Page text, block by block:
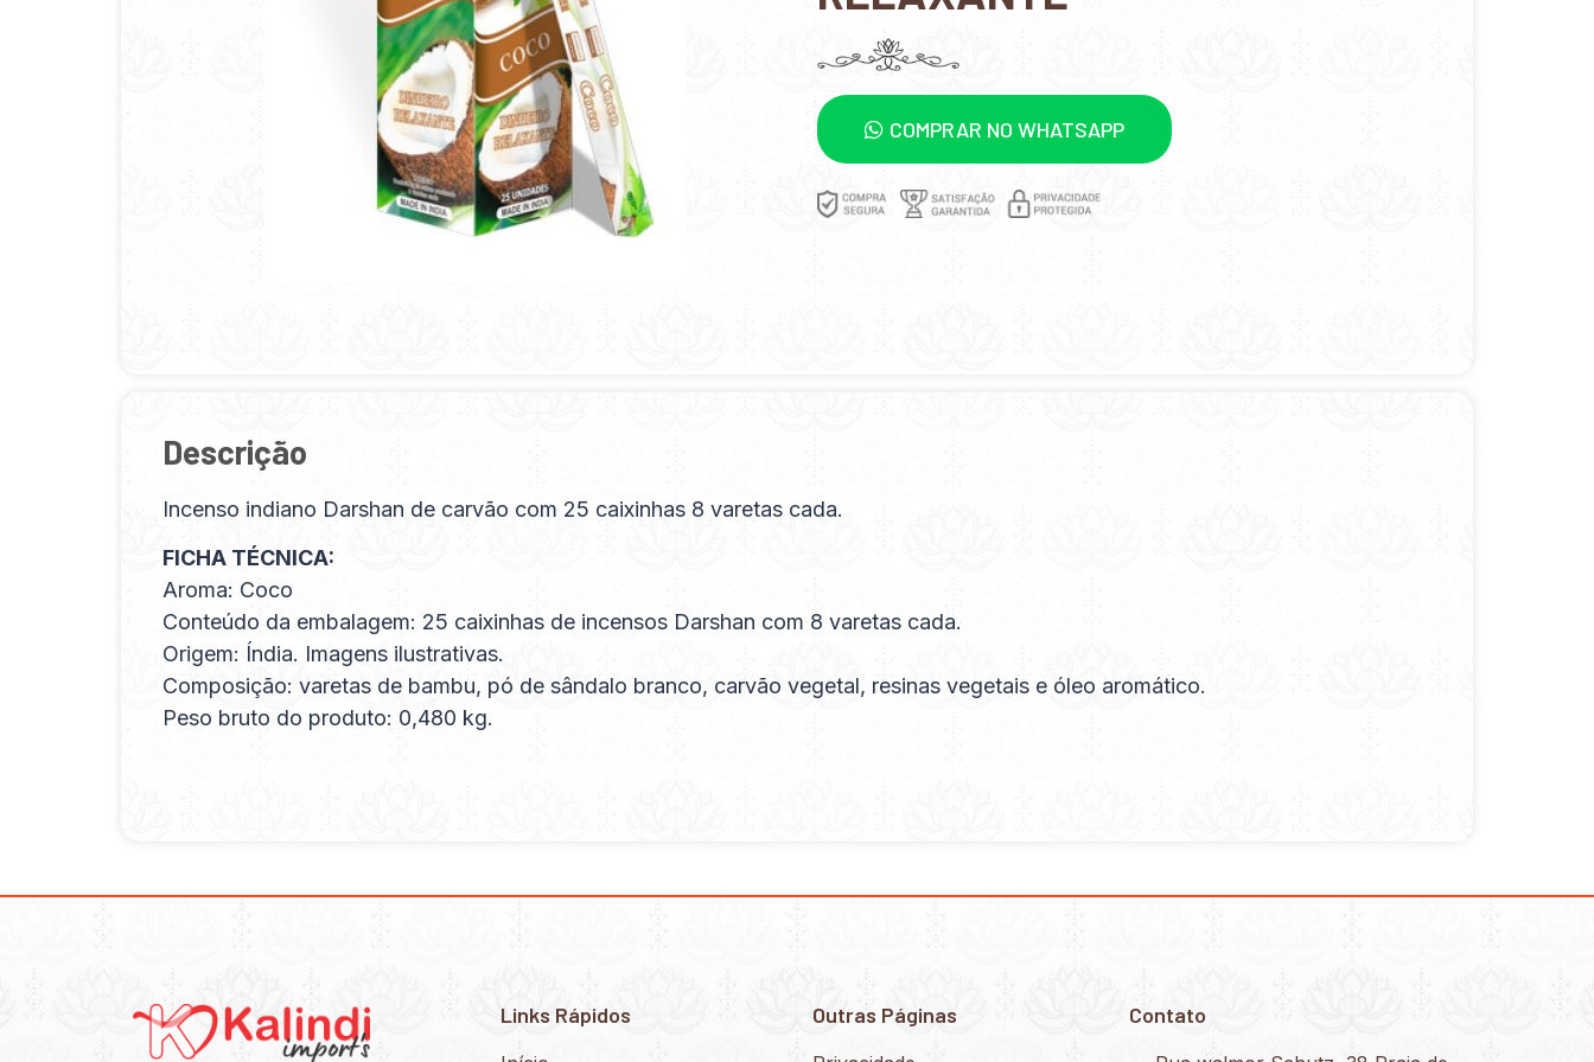
COMPRAR NO WHATSAPP
Descrição
Incenso indiano Darshan de carvão com 25 caixinhas 8 varetas cada.
FICHA TÉCNICA:
Aroma: Coco
Conteúdo da embalagem: 25 caixinhas de incensos Darshan com 8 varetas cada.
Origem: Índia. Imagens ilustrativas.
Composição: varetas de bambu, pó de sândalo branco, carvão vegetal, resinas vegetais e óleo aromático.
Peso bruto do produto: 0,480 kg.
Links Rápidos Outras Páginas Contato